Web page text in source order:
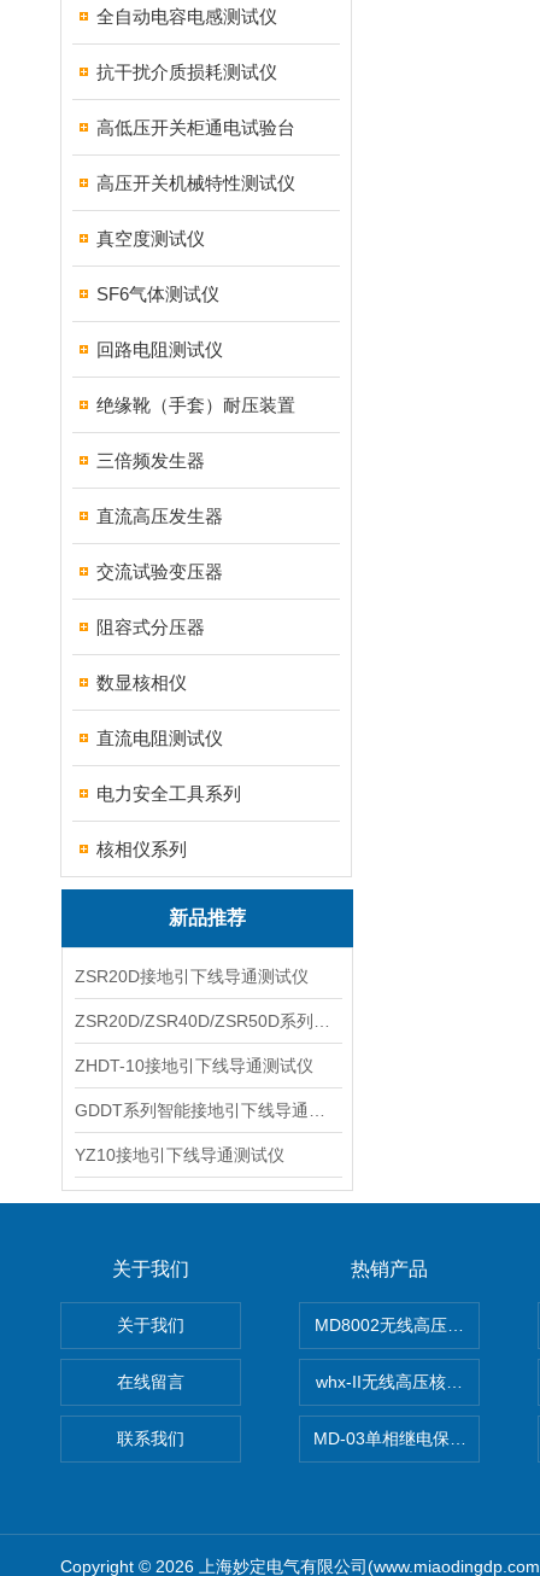
全自动电容电感测试仪
抗干扰介质损耗测试仪
高低压开关柜通电试验台
高压开关机械特性测试仪
真空度测试仪
SF6气体测试仪
回路电阻测试仪
绝缘靴（手套）耐压装置
三倍频发生器
直流高压发生器
交流试验变压器
阻容式分压器
数显核相仪
直流电阻测试仪
电力安全工具系列
核相仪系列
新品推荐
ZSR20D接地引下线导通测试仪
ZHDT-10接地引下线导通测试仪
YZ10接地引下线导通测试仪
关于我们
关于我们
在线留言
联系我们
热销产品
MD8002无线高压核相仪
whx-II无线高压核相仪
MD-03单相继电保护测试仪价
Copyright © 2026 上海妙定电气有限公司